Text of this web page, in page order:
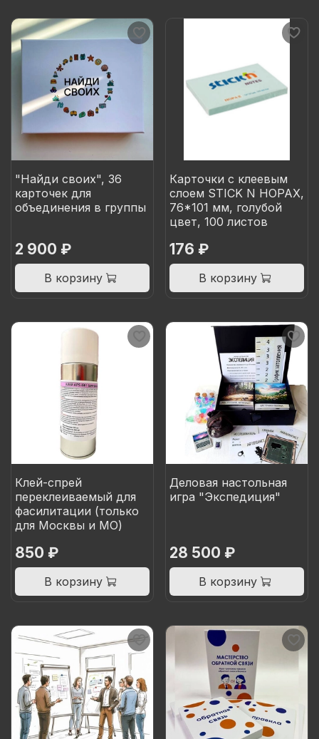
"Найди своих", 36
карточек для
объединения в группы
2 900 ₽
В корзину
Карточки с клеевым
слоем STICK N HOPAX,
76*101 мм, голубой
цвет, 100 листов
176 ₽
В корзину
Клей-спрей
переклеиваемый для
фасилитации (только
для Москвы и МО)
850 ₽
В корзину
Деловая настольная
игра "Экспедиция"
28 500 ₽
В корзину